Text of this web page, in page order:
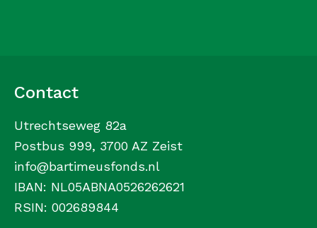
Contact
Utrechtseweg 82a
Postbus 999, 3700 AZ Zeist
info@bartimeusfonds.nl
IBAN: NL05ABNA0526262621
RSIN: 002689844